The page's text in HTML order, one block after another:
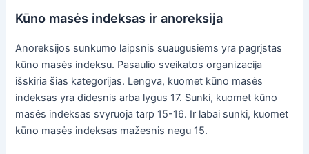
Kūno masės indeksas ir anoreksija
Anoreksijos sunkumo laipsnis suaugusiems yra pagrįstas
kūno masės indeksu. Pasaulio sveikatos organizacija
išskiria šias kategorijas. Lengva, kuomet kūno masės
indeksas yra didesnis arba lygus 17. Sunki, kuomet kūno
masės indeksas svyruoja tarp 15-16. Ir labai sunki, kuomet
kūno masės indeksas mažesnis negu 15.